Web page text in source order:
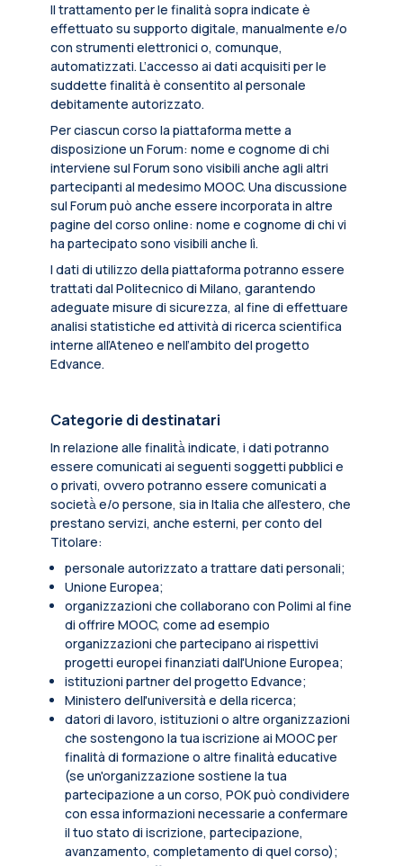
Il trattamento per le finalità sopra indicate è
effettuato su supporto digitale, manualmente e/o
con strumenti elettronici o, comunque,
automatizzati. L’accesso ai dati acquisiti per le
suddette finalità è consentito al personale
debitamente autorizzato.
Per ciascun corso la piattaforma mette a
disposizione un Forum: nome e cognome di chi
interviene sul Forum sono visibili anche agli altri
partecipanti al medesimo MOOC. Una discussione
sul Forum può anche essere incorporata in altre
pagine del corso online: nome e cognome di chi vi
ha partecipato sono visibili anche lì.
I dati di utilizzo della piattaforma potranno essere
trattati dal Politecnico di Milano, garantendo
adeguate misure di sicurezza, al fine di effettuare
analisi statistiche ed attività di ricerca scientifica
interne all’Ateneo e nell’ambito del progetto
Edvance.
Categorie di destinatari
In relazione alle finalità̀ indicate, i dati potranno
essere comunicati ai seguenti soggetti pubblici e
o privati, ovvero potranno essere comunicati a
società̀ e/o persone, sia in Italia che all’estero, che
prestano servizi, anche esterni, per conto del
Titolare:
personale autorizzato a trattare dati personali;
Unione Europea;
organizzazioni che collaborano con Polimi al fine
di offrire MOOC, come ad esempio
organizzazioni che partecipano ai rispettivi
progetti europei finanziati dall'Unione Europea;
istituzioni partner del progetto Edvance;
Ministero dell'università e della ricerca;
datori di lavoro, istituzioni o altre organizzazioni
che sostengono la tua iscrizione ai MOOC per
finalità di formazione o altre finalità educative
(se un'organizzazione sostiene la tua
partecipazione a un corso, POK può condividere
con essa informazioni necessarie a confermare
il tuo stato di iscrizione, partecipazione,
avanzamento, completamento di quel corso);